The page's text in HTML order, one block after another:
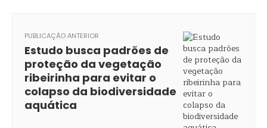
PUBLICAÇÃO ANTERIOR
Estudo busca padrões de
proteção da vegetação
ribeirinha para evitar o
colapso da biodiversidade
aquática